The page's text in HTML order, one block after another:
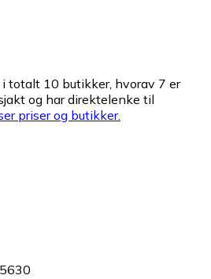
totalt 10 butikker, hvorav 7 er
og har direktelenke til
priser og butikker.